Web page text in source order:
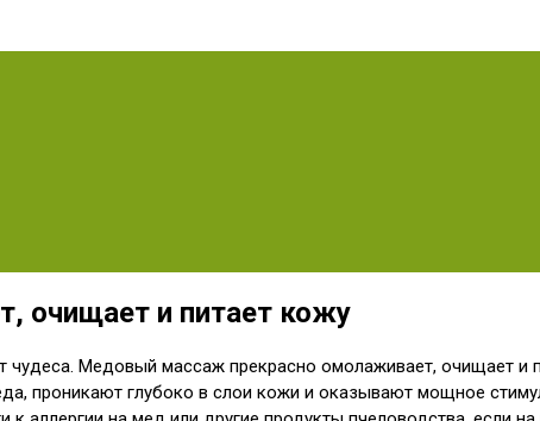
очищает и питает кожу
чудеса. Медовый массаж прекрасно омолаживает, очищает
проникают глубоко в слои кожи и оказывают мощное